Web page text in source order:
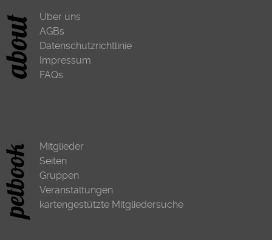
Über uns
AGBs
Datenschutzrichtlinie
Impressum
FAQs
Mitglieder
Seiten
Gruppen
Veranstaltungen
kartengestützte Mitgliedersuche